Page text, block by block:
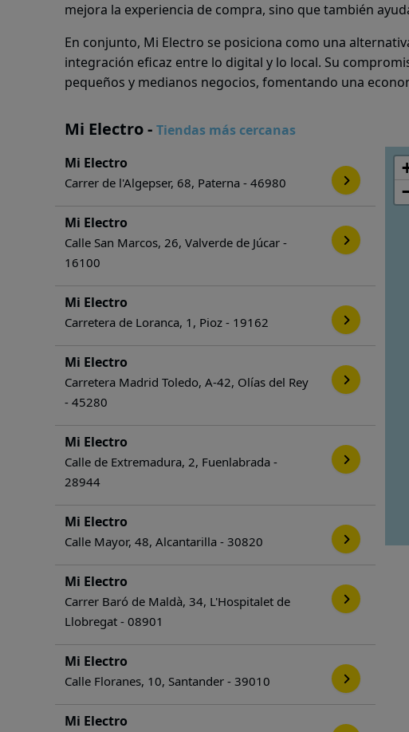
mejora la experiencia de compra, sino que también
En conjunto, Mi Electro se posiciona como una
integración eficaz entre lo digital y lo local. Su
pequeños y medianos negocios, fomentando una
Mi Electro - Tiendas más cercanas
Mi Electro
Carrer de l'Algepser, 68, Paterna - 46980
Mi Electro
Calle San Marcos, 26, Valverde de Júcar -
16100
Mi Electro
Carretera de Loranca, 1, Pioz - 19162
Mi Electro
Carretera Madrid Toledo, A-42, Olías del Rey
- 45280
Mi Electro
Calle de Extremadura, 2, Fuenlabrada -
28944
Mi Electro
Calle Mayor, 48, Alcantarilla - 30820
Mi Electro
Carrer Baró de Maldà, 34, L'Hospitalet de
Llobregat - 08901
Mi Electro
Calle Floranes, 10, Santander - 39010
Mi Electro